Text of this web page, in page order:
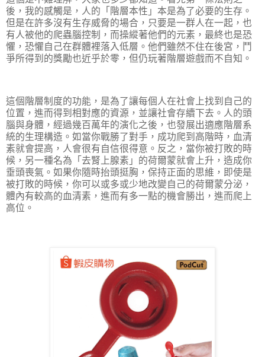
後，我的感觸是，人的「階層本性」本是為了必要的生存。
但是在許多沒有生存威脅的場合，只要是一群人在一起，也
有人被他的爬蟲腦控制，而操縱著他們的元素，最終也是恐
懼，恐懼自己在群體裡落入低層。他們雖然不住在後宮，鬥
爭所得到的獎勵也近乎於零，但仍玩著階層遊戲而不自知。
這個階層制度的功能，是為了讓每個人在社會上找到自己的
位置，進而得到相對應的資源，並讓社會存續下去。人的頭
腦與身體，經過幾百萬年的演化之後，也發展出適應階層系
統的生理構造。如當你戰勝了對手，成功爬到高階時，血清
素就會提高，人會很有自信很得意。反之，當你被打敗的時
候，另一種名為「去腎上腺素」的荷爾蒙就會上升，造成你
垂頭喪氣。如果你隨時抬頭挺胸，保持正面的思維，即使是
被打敗的時候，你可以或多或少地改變自己的荷爾蒙分泌，
體內有較高的血清素，進而有多一點的機會勝出，進而爬上
高位。